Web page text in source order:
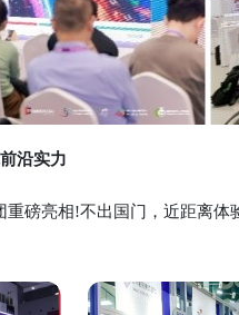
沿实力
亮相!不出国门，近距离体